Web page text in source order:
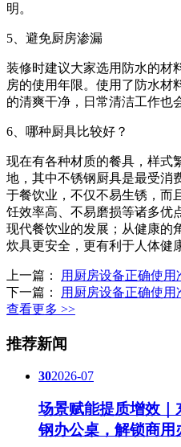
明。
5、避免厨房渗漏
装修时建议大家选用防水的材
房的使用年限。使用了防水材
的清爽干净，日常清洁工作也
6、哪种厨具比较好？
现在有各种材质的餐具，样式
地，其中不锈钢厨具是最受消
于餐饮业，不仅不易生锈，而
饪效率高、不易磨损等诸多优
现代餐饮业的发展；从健康的
炊具更安全，更有利于人体健
上一篇：
用厨房设备正确使用
下一篇：
用厨房设备正确使用
查看更多 >>
推荐新闻
302026-07
场景赋能提质增效
钢办公桌，解锁商